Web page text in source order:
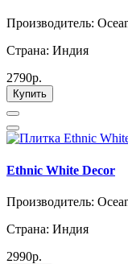
Производитель:
Страна: Индия
2790р.
Купить
Ethnic White Decor
Производитель:
Страна: Индия
2990р.